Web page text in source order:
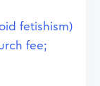
fetishism)
fee;